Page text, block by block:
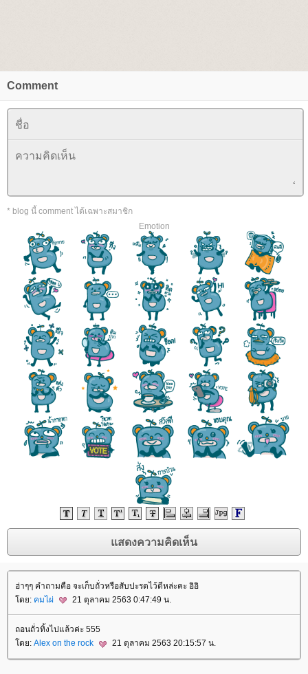
Comment
* blog นี้ comment ได้เฉพาะสมาชิก
Emotion
ฮ่าๆๆ คำถามคือ จะเก็บถั่วหรือสับปะรดไว้ดีหล่ะคะ อิอิ
ดย: คมไผ่ 21 ตุลาคม 2563 0:47:49 น.
ถอนถั่วทิ้งไปแล้วค่ะ 555
ดย: Alex on the rock 21 ตุลาคม 2563 20:15:57 น.